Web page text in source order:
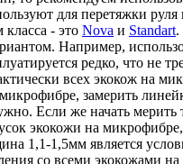
для перетяжки
- это Nova и Standart.
Например,
редко, что не
всех экокож на
замерить
Если же начать
экокожи на
1,1-1,5мм является
со всеми экокожами